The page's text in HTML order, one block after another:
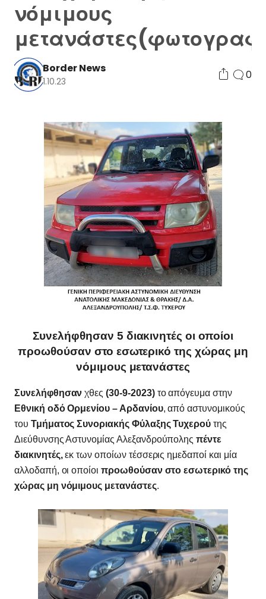
νόμιμους
Border News
1.10.23
0
Συνελήφθησαν 5 διακινητές οι οποίοι
προωθούσαν στο εσωτερικό της χώρας μη
νόμιμους μετανάστες
Συνελήφθησαν χθες(30-9-2023)το απόγευμα στην
Εθνική οδό Ορμενίου – Αρδανίου, από αστυνομικούς
του Τμήματος Συνοριακής Φύλαξης Τυχερούτης
Διεύθυνσης Αστυνομίας Αλεξανδρούποληςπέντε
διακινητές,εκ των οποίων τέσσερις ημεδαποί και μία
αλλοδαπή, οι οποίοιπροωθούσαν στο εσωτερικό της
χώρας μη νόμιμους μετανάστες.